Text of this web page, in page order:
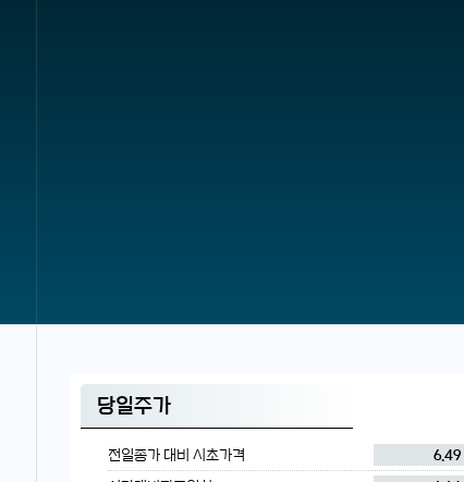
당일주가
전일종가 대비 시초가격
6.49